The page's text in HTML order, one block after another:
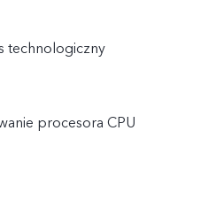
technologiczny
procesora CPU